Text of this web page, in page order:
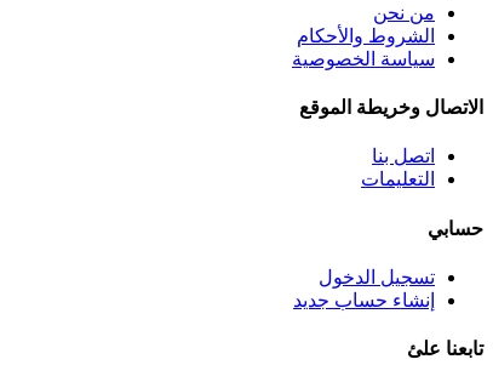
من نحن
الشروط والأحكام
سياسة الخصوصية
الاتصال وخريطة الموقع
اتصل بنا
التعليمات
حسابي
تسجيل الدخول
إنشاء حساب جديد
تابعنا علئ